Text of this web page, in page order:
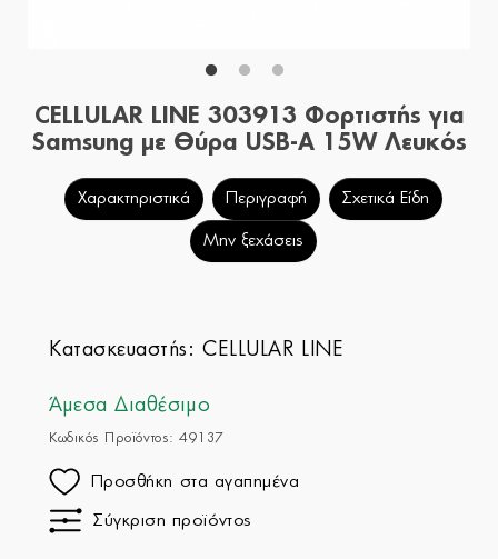
CELLULAR LINE 303913 Φορτιστής για
Samsung με Θύρα USB-A 15W Λευκός
Χαρακτηριστικά Περιγραφή Σχετικά Είδη
Μην ξεχάσεις
Κατασκευαστής:CELLULAR LINE
Άμεσα Διαθέσιμο
Κωδικός Προϊόντος: 49137
Προσθήκη στα αγαπημένα
Σύγκριση προϊόντος